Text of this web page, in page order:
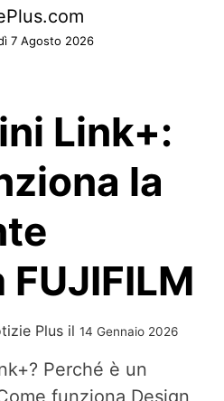
7 Agosto 2026
Link+:
la
Plus il 14 Gennaio 2026
Perché è un
funziona Design